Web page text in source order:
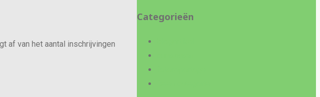
af van het aantal inschrijvingen
Categorieën